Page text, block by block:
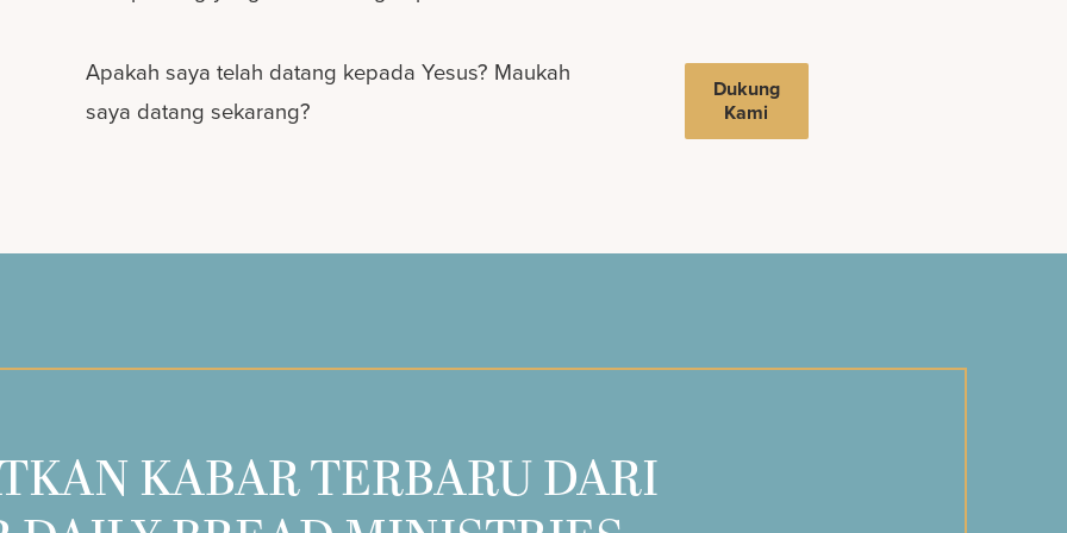
Apakah saya telah datang kepada Yesus? Maukah
saya datang sekarang?
Dukung
Kami
KABAR TERBARU DARI